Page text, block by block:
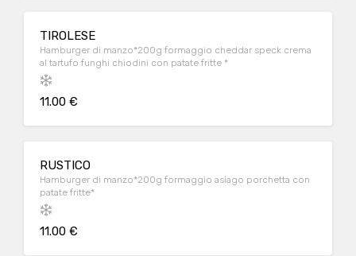
TIROLESE
Hamburger di manzo*200g formaggio cheddar speck crema
al tartufo funghi chiodini con patate fritte *
11.00 €
RUSTICO
Hamburger di manzo*200g formaggio asiago porchetta con
patate fritte*
11.00 €